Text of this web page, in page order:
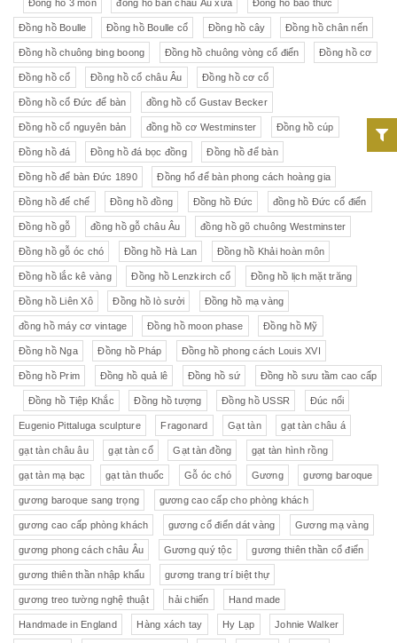
Đồng hồ 3 món đồng hồ bàn châu Âu xưa Đồng hồ báo thức
Đồng hồ Boulle Đồng hồ Boulle cổ Đồng hồ cây Đồng hồ chân nến
Đồng hồ chuông bing boong Đồng hồ chuông vòng cổ điển Đồng hồ cơ
Đồng hồ cổ Đồng hồ cổ châu Âu Đồng hồ cơ cổ
Đồng hồ cổ Đức để bàn đồng hồ cổ Gustav Becker
Đồng hồ cổ nguyên bản đồng hồ cơ Westminster Đồng hồ cúp
Đồng hồ đá Đồng hồ đá bọc đồng Đồng hồ để bàn
Đồng hồ để bàn Đức 1890 Đồng hổ để bàn phong cách hoàng gia
Đồng hồ đế chế Đồng hồ đồng Đồng hồ Đức đồng hồ Đức cổ điển
Đồng hồ gỗ đồng hồ gỗ châu Âu đồng hồ gõ chuông Westminster
Đồng hồ gỗ óc chó Đồng hồ Hà Lan Đồng hồ Khải hoàn môn
Đồng hồ lắc kê vàng Đồng hồ Lenzkirch cổ Đồng hồ lịch mặt trăng
Đồng hồ Liên Xô Đồng hồ lò sưởi Đồng hồ mạ vàng
đồng hồ máy cơ vintage Đồng hồ moon phase Đồng hồ Mỹ
Đồng hồ Nga Đồng hồ Pháp Đồng hồ phong cách Louis XVI
Đồng hồ Prim Đồng hồ quả lê Đồng hồ sứ Đồng hồ sưu tầm cao cấp
Đồng hồ Tiệp Khắc Đồng hồ tượng Đồng hồ USSR Đúc nổi
Eugenio Pittaluga sculpture Fragonard Gạt tàn gạt tàn châu á
gạt tàn châu âu gạt tàn cổ Gạt tàn đồng gạt tàn hình rồng
gạt tàn mạ bạc gạt tàn thuốc Gỗ óc chó Gương gương baroque
gương baroque sang trọng gương cao cấp cho phòng khách
gương cao cấp phòng khách gương cổ điển dát vàng Gương mạ vàng
gương phong cách châu Âu Gương quý tộc gương thiên thần cổ điển
gương thiên thần nhập khẩu gương trang trí biệt thự
gương treo tường nghệ thuật hải chiến Hand made
Handmade in England Hàng xách tay Hy Lạp Johnie Walker